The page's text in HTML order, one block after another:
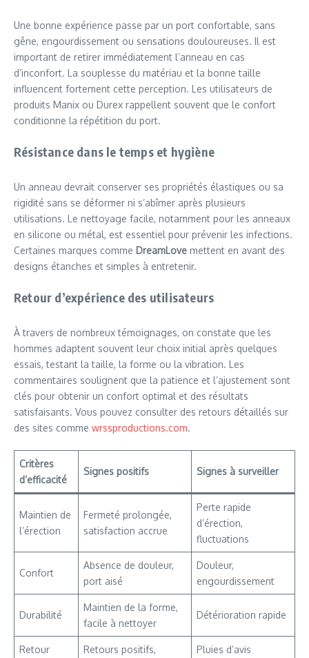
Une bonne expérience passe par un port confortable, sans
gêne, engourdissement ou sensations douloureuses. Il est
important de retirer immédiatement l’anneau en cas
d’inconfort. La souplesse du matériau et la bonne taille
influencent fortement cette perception. Les utilisateurs de
produits Manix ou Durex rappellent souvent que le confort
conditionne la répétition du port.
Résistance dans le temps et hygiène
Un anneau devrait conserver ses propriétés élastiques ou sa
rigidité sans se déformer ni s’abîmer après plusieurs
utilisations. Le nettoyage facile, notamment pour les anneaux
en silicone ou métal, est essentiel pour prévenir les infections.
Certaines marques comme DreamLove mettent en avant des
designs étanches et simples à entretenir.
Retour d’expérience des utilisateurs
À travers de nombreux témoignages, on constate que les
hommes adaptent souvent leur choix initial après quelques
essais, testant la taille, la forme ou la vibration. Les
commentaires soulignent que la patience et l’ajustement sont
clés pour obtenir un confort optimal et des résultats
satisfaisants. Vous pouvez consulter des retours détaillés sur
des sites comme wrssproductions.com.
Critères
d’efficacité
Signes positifs Signes à surveiller
Maintien de
l’érection
Fermeté prolongée,
satisfaction accrue
Perte rapide
d’érection,
fluctuations
Confort
Absence de douleur,
port aisé
Douleur,
engourdissement
Durabilité
Maintien de la forme,
facile à nettoyer
Détérioration rapide
Retour
Retours positifs,
Pluies d’avis